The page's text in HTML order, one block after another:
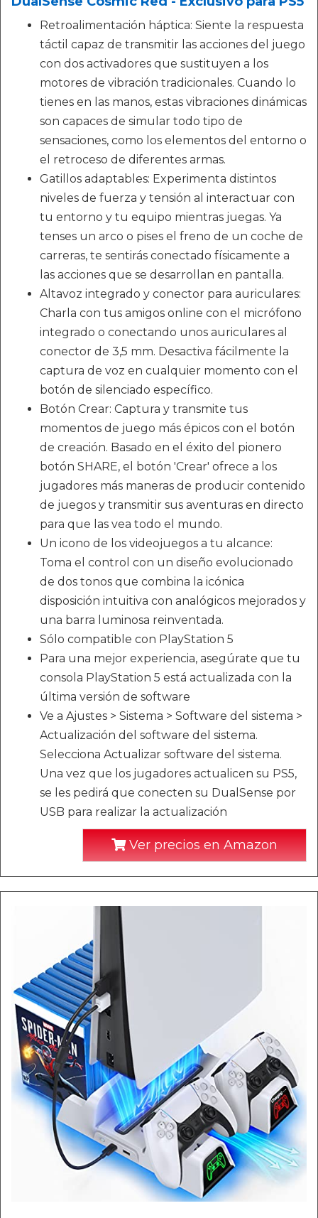
Retroalimentación háptica: Siente la respuesta
táctil capaz de transmitir las acciones del juego
con dos activadores que sustituyen a los
motores de vibración tradicionales. Cuando lo
tienes en las manos, estas vibraciones dinámicas
son capaces de simular todo tipo de
sensaciones, como los elementos del entorno o
el retroceso de diferentes armas.
Gatillos adaptables: Experimenta distintos
niveles de fuerza y tensión al interactuar con
tu entorno y tu equipo mientras juegas. Ya
tenses un arco o pises el freno de un coche de
carreras, te sentirás conectado físicamente a
las acciones que se desarrollan en pantalla.
Altavoz integrado y conector para auriculares:
Charla con tus amigos online con el micrófono
integrado o conectando unos auriculares al
conector de 3,5 mm. Desactiva fácilmente la
captura de voz en cualquier momento con el
botón de silenciado específico.
Botón Crear: Captura y transmite tus
momentos de juego más épicos con el botón
de creación. Basado en el éxito del pionero
botón SHARE, el botón 'Crear' ofrece a los
jugadores más maneras de producir contenido
de juegos y transmitir sus aventuras en directo
para que las vea todo el mundo.
Un icono de los videojuegos a tu alcance:
Toma el control con un diseño evolucionado
de dos tonos que combina la icónica
disposición intuitiva con analógicos mejorados y
una barra luminosa reinventada.
Sólo compatible con PlayStation 5
Para una mejor experiencia, asegúrate que tu
consola PlayStation 5 está actualizada con la
última versión de software
Ve a Ajustes > Sistema > Software del sistema >
Actualización del software del sistema.
Selecciona Actualizar software del sistema.
Una vez que los jugadores actualicen su PS5,
se les pedirá que conecten su DualSense por
USB para realizar la actualización
Ver precios en Amazon